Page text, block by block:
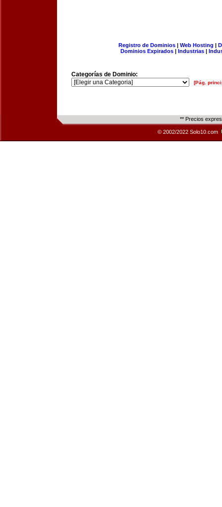
Registro de Dominios| Web Hosting |
Dominios Expirados | Industrias |
Categorías de Dominio:
[Pág.
** Precios
© 2002/2022 Solo10.com